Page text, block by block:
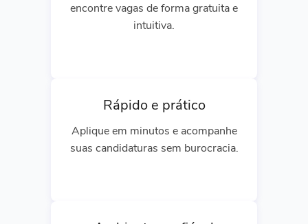
encontre vagas de forma gratuita e
intuitiva.
Rápido e prático
Aplique em minutos e acompanhe
suas candidaturas sem burocracia.